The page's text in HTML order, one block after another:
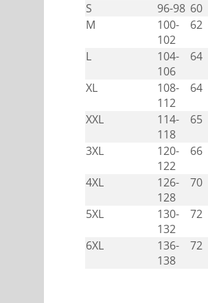
S
96-98 60
M
100-
102
62
L
104-
106
64
XL
108-
112
64
XXL
114-
118
65
3XL
120-
122
66
4XL
126-
128
70
5XL
130-
132
72
6XL
136-
138
72